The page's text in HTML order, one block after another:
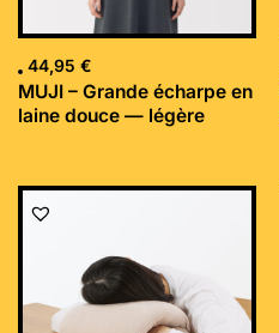
44,95 €
MUJI – Grande écharpe en
laine douce — légère